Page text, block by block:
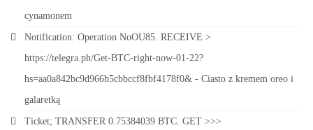
cynamonem
Notification: Operation NoOU85. RECEIVE >
https://telegra.ph/Get-BTC-right-now-01-22?
hs=aa0a842bc9d966b5cbbccf8fbf4178f0& - Ciasto z kremem oreo i
galaretką
Ticket; TRANSFER 0.75384039 BTC. GET >>>